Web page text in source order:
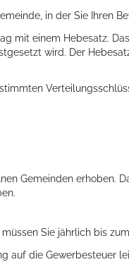
in der Sie Ihren
mit einem Hebesatz.
wird. Der
Gemeinden erhoben.
Sie jährlich bis
auf die Gewerbesteuer